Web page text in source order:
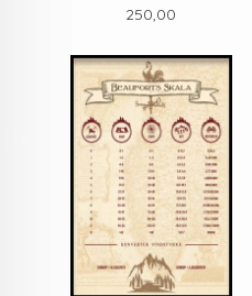
Pris
250,00